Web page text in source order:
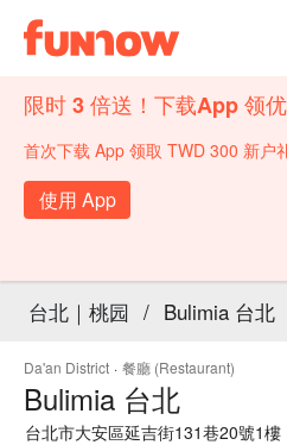
限时 3 倍送！下载App 领优
首次下载 App 领取 TWD 300 新户
使用 App
台北｜桃园 / Bulimia 台北
Da'an District · 餐廳 (Restaurant)
Bulimia 台北
台北市大安區延吉街131巷20號1樓